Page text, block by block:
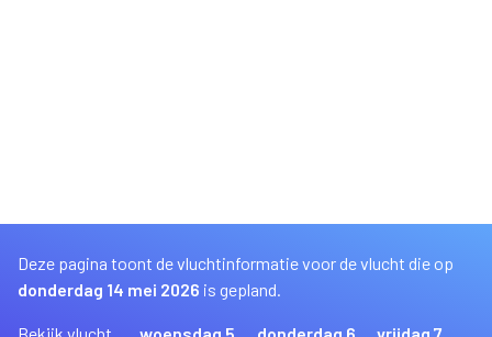
Deze pagina toont de vluchtinformatie voor de vlucht die op
donderdag 14 mei 2026 is gepland.